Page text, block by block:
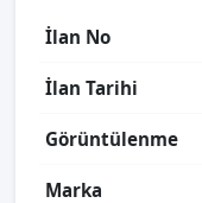
İlan No
İlan Tarihi
Görüntülenme
Marka